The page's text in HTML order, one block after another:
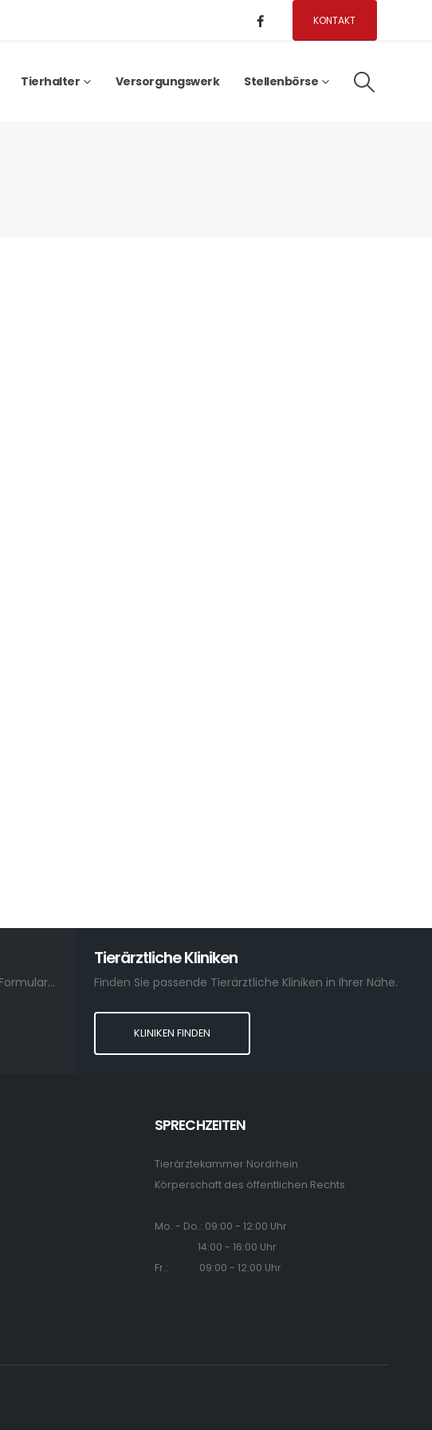
KONTAKT
Tierhalter Versorgungswerk Stellenbörse
Als Tierärztin/Tierarzt jetzt hier online mit dem Formular anmelden.
Tierärztliche Kliniken
Finden Sie passende Tierärztliche Kliniken in Ihrer Nähe.
KLINIKEN FINDEN
SPRECHZEITEN
Tierärztekammer Nordrhein
Körperschaft des öffentlichen Rechts
Mo. - Do.: 09:00 - 12:00 Uhr
14:00 - 16:00 Uhr
Fr.: 09:00 - 12:00 Uhr